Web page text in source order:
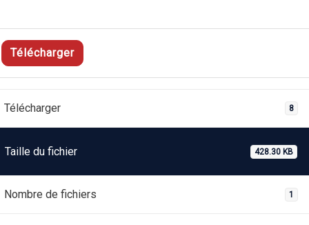
Télécharger
Télécharger 8
Taille du fichier 428.30 KB
Nombre de fichiers 1